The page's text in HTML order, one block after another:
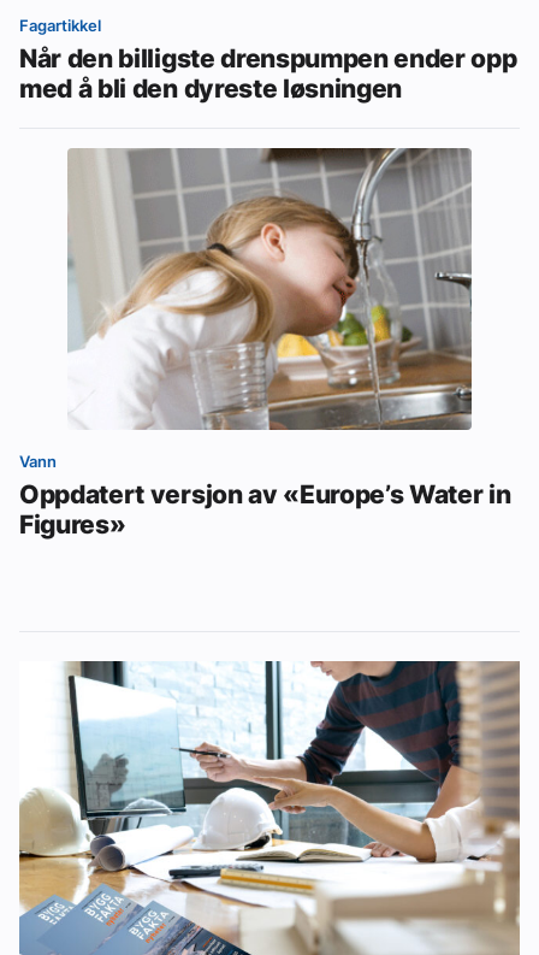
Fagartikkel
Når den billigste drenspumpen ender opp
med å bli den dyreste løsningen
Vann
Oppdatert versjon av «Europe’s Water in
Figures»